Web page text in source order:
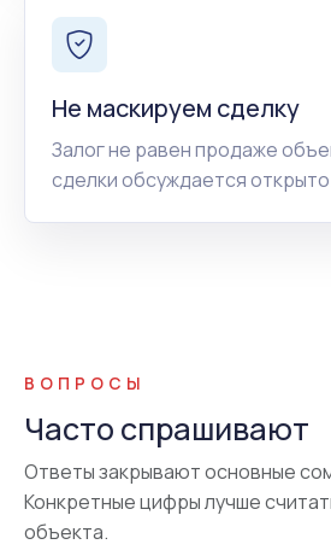
Не маскируем сделку
Залог не равен продаже
сделки обсуждается
ВОПРОСЫ
Часто спрашивают
Ответы закрывают основные
Конкретные цифры лучше
объекта.